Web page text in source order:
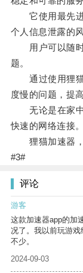
它使用最先进
个人信息泄露的风
用户可以随时
题。
通过使用狸猫
度慢的问题，提
无论是在家中
快速的网络连接。
狸猫加速器，
#3#
评论
游客
这款加速器app的加
况了。我以前玩游
不少。
2024-09-03